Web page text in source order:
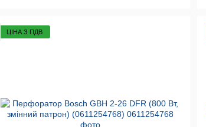
ЦІНА З ПДВ